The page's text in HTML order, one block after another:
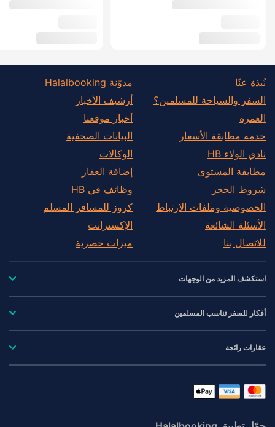
نُبذة عنّا
السفر والسياحة للمسلمين؟
العمرة
خدمة مطابقة الأسعار
نادي الولاء HB
مطابقة المستوى
شروط الحجز
الخصوصية وملفات الارتباط
الأسئلة الشائعة
للاتصال بنا
مدوّنة Halalbooking
أرشيف الأخبار
أخبار موقعنا
البيانات الصحفية
الوكالات
إضافة العقار
وظائف في HB
كروز للمسافر المسلم
الإكسترانت
ميزات حصرية
استكشف المزيد من الوجهات
أفكار للسفر تناسب المسلمين
عقارات رائجة